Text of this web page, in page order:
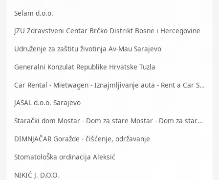
Selam d.o.o.
JZU Zdravstveni Centar Brčko Distrikt Bosne i Hercegovine
Udruženje za zaštitu životinja Av-Mau Sarajevo
Generalni Konzulat Republike Hrvatske Tuzla
Car Rental - Mietwagen - Iznajmljivanje auta - Rent a Car Sarajevo
JASAL d.o.o. Sarajevo
Starački dom Mostar - Dom za stare Mostar - Dom za stara lica Mostar
DIMNJAČAR Goražde - čišćenje, održavanje
StomatoloŠka ordinacija Aleksić
NIKIĆ J. D.O.O.